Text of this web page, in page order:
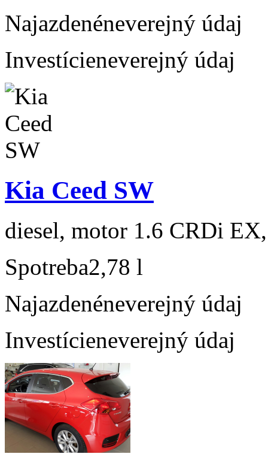
Najazdenéneverejný údaj
Investícieneverejný údaj
Kia Ceed SW
diesel, motor 1.6 CRDi
Spotreba2,78 l
Najazdenéneverejný údaj
Investícieneverejný údaj